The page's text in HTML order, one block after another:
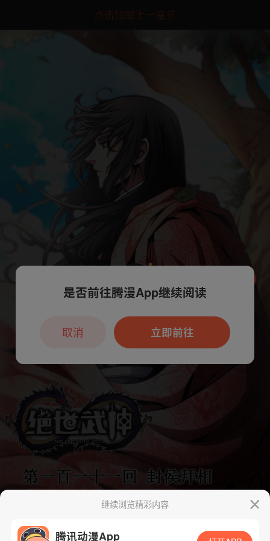
点击加载上一章节
继续浏览精彩内容
腾讯动漫App
本章节仅支持App阅读，可打开App新用
户7天免费看
是否前往腾漫App继续阅读
立即前往
取消